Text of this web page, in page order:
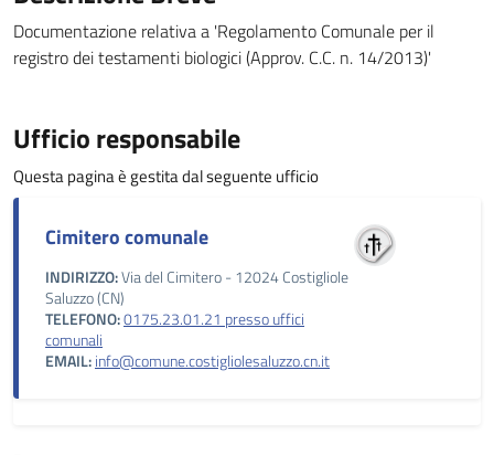
Documentazione relativa a 'Regolamento Comunale per il
registro dei testamenti biologici (Approv. C.C. n. 14/2013)'
Ufficio responsabile
Questa pagina è gestita dal seguente ufficio
Cimitero comunale
INDIRIZZO:Via del Cimitero - 12024 Costigliole
Saluzzo (CN)
TELEFONO:0175.23.01.21 presso uffici
comunali
EMAIL:info@comune.costigliolesaluzzo.cn.it